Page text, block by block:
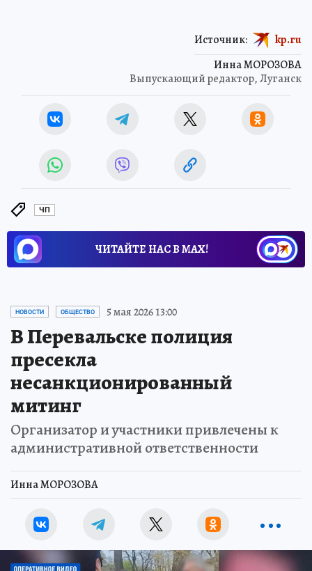
Инна МОРОЗОВА
Выпускающий редактор, Луганск
Источник: kp.ru
ЧП
ЧИТАЙТЕ НАС В МАХ!
НОВОСТИ ОБЩЕСТВО 5 мая 2026 13:00
В Перевальске полиция
пресекла
несанкционированный
митинг
Организатор и участники привлечены к
административной ответственности
Инна МОРОЗОВА